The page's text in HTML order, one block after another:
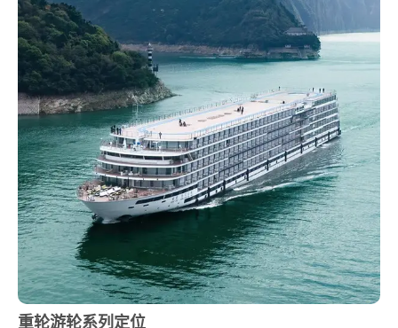
重轮游轮系列定位